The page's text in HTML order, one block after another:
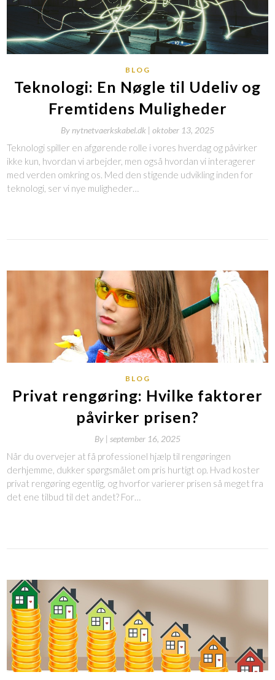
BLOG
Teknologi: En Nøgle til Udeliv og
Fremtidens Muligheder
Bynytnetvaerkskabel.dk | oktober 13, 2025
Teknologi spiller en afgørende rolle i vores hverdag og påvirker
ikke kun, hvordan vi arbejder, men også hvordan vi interagerer
med verden omkring os. Med den stigende udvikling inden for
teknologi, ser vi nye muligheder…
BLOG
Privat rengøring: Hvilke faktorer
påvirker prisen?
By | september 16, 2025
Når du overvejer at få professionel hjælp til rengøringen
derhjemme, dukker spørgsmålet om pris hurtigt op. Hvad koster
privat rengøring egentlig, og hvorfor varierer prisen så meget fra
det ene tilbud til det andet? For…